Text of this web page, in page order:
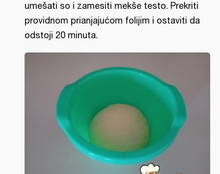
umešati so i zamesiti mekše testo. Prekriti
providnom prianjajućom folijim i ostaviti da
odstoji 20 minuta.